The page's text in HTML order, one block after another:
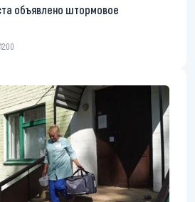
объявлено штормовое